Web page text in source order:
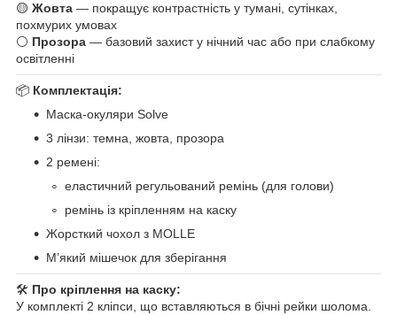
🟡 Жовта — покращує контрастність у тумані, сутінках,
похмурих умовах
⚪ Прозора — базовий захист у нічний час або при слабкому
освітленні
📦 Комплектація:
Маска-окуляри Solve
3 лінзи: темна, жовта, прозора
2 ремені:
еластичний регульований ремінь (для голови)
ремінь із кріпленням на каску
Жорсткий чохол з MOLLE
М’який мішечок для зберігання
🛠 Про кріплення на каску:
У комплекті 2 кліпси, що вставляються в бічні рейки шолома.